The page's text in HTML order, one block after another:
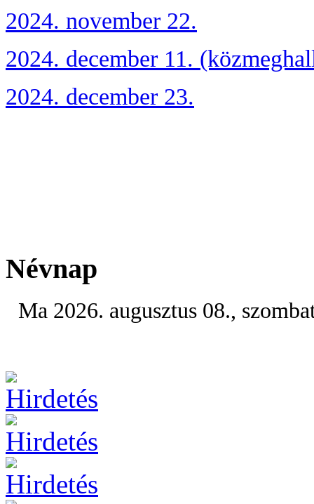
2024. november 22.
2024. december 11.
2024. december 23.
Névnap
Ma 2026. augusztus 08.,